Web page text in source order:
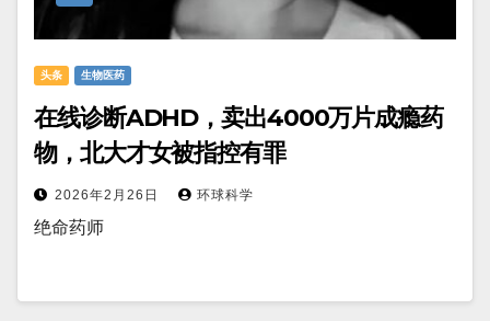
头条 生物医药
在线诊断ADHD，卖出4000万片成瘾药
物，北大才女被指控有罪
2026年2月26日 环球科学
绝命药师